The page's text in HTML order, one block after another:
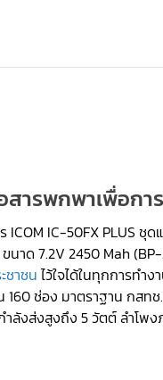
สารพกพาเพื่อก
ICOM IC-50FX PLUS ชุ
นาด 7.2V 2450 Mah
ชาชน ไว้ใจได้ในทุกการทำ
160 ช่อง มาตราฐาน กสท
ำลังส่งสูงถึง 5 วัตต์ ลำโพ